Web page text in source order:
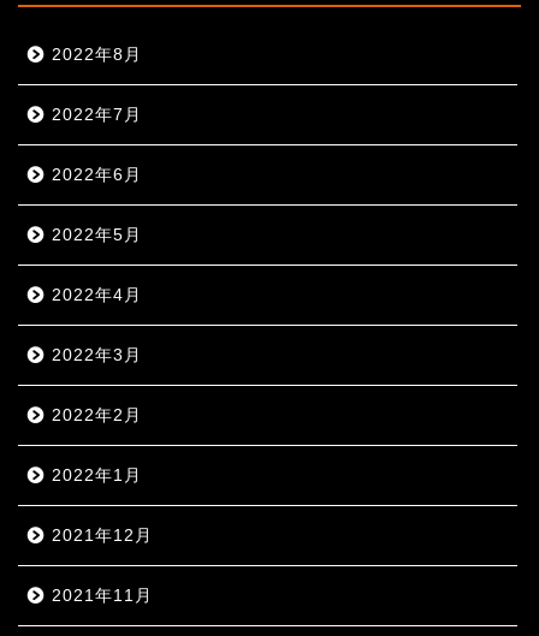
2022年8月
2022年7月
2022年6月
2022年5月
2022年4月
2022年3月
2022年2月
2022年1月
2021年12月
2021年11月